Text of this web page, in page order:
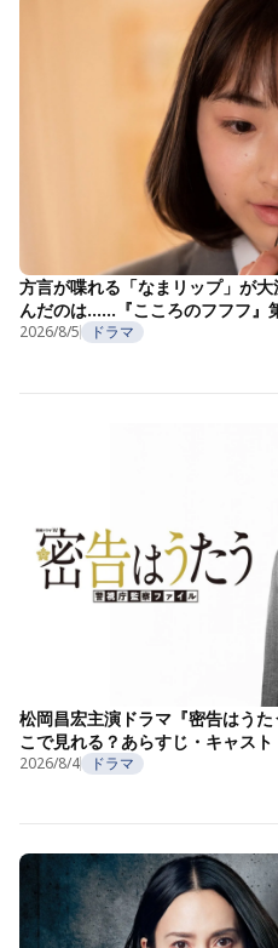
方言が喋れる「なまリップ」が
んだのは……『こころのフフフ』
2026/8/5 ドラマ
松岡昌宏主演ドラマ『密告はう
こで見れる？あらすじ・キャス
2026/8/4 ドラマ